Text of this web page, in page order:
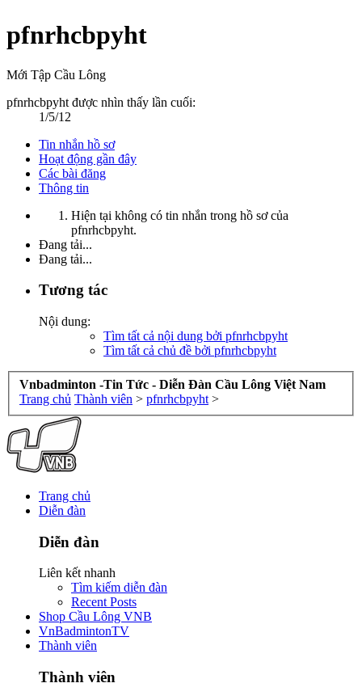
pfnrhcbpyht
Mới Tập Cầu Lông
pfnrhcbpyht được nhìn thấy lần cuối:
1/5/12
Tin nhắn hồ sơ
Hoạt động gần đây
Các bài đăng
Thông tin
Hiện tại không có tin nhắn trong hồ sơ của
pfnrhcbpyht.
Đang tải...
Đang tải...
Tương tác
Nội dung:
Tìm tất cả nội dung bởi pfnrhcbpyht
Tìm tất cả chủ đề bởi pfnrhcbpyht
Vnbadminton -Tin Tức - Diễn Đàn Cầu Lông Việt Nam
Trang chủ Thành viên > pfnrhcbpyht >
Trang chủ
Diễn đàn
Diễn đàn
Liên kết nhanh
Tìm kiếm diễn đàn
Recent Posts
Shop Cầu Lông VNB
VnBadmintonTV
Thành viên
Thành viên